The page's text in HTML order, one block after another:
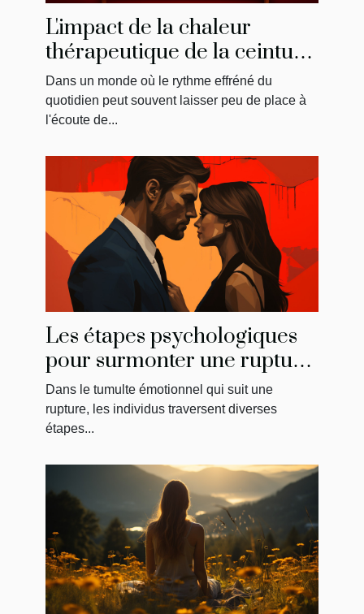
L'impact de la chaleur
thérapeutique de la ceinture
menstruelle sur
l'amélioration du bien-être
général
Dans un monde où le rythme effréné du
quotidien peut souvent laisser peu de place à
l'écoute de...
Les étapes psychologiques
pour surmonter une rupture
et reconquérir son ancien
amour
Dans le tumulte émotionnel qui suit une
rupture, les individus traversent diverses
étapes...